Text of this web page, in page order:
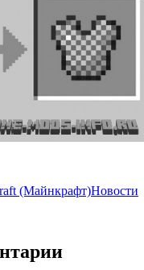
(Майнкрафт)Новости